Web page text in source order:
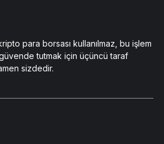
para borsası kullanılmaz, bu işlem
güvende tutmak için üçüncü taraf
sizdedir.